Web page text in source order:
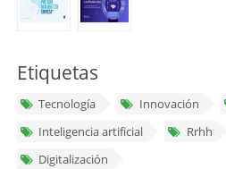
Etiquetas
Tecnología Innovación
Inteligencia artificial
Rrhh
Digitalización